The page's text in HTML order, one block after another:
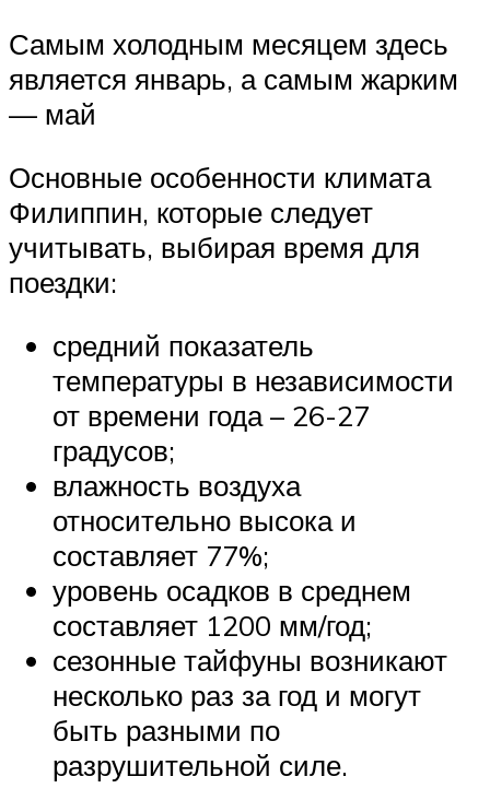
Самым холодным месяцем здесь
является январь, а самым жарким
— май
Основные особенности климата
Филиппин, которые следует
учитывать, выбирая время для
поездки:
средний показатель
температуры в независимости
от времени года – 26-27
градусов;
влажность воздуха
относительно высока и
составляет 77%;
уровень осадков в среднем
составляет 1200 мм/год;
сезонные тайфуны возникают
несколько раз за год и могут
быть разными по
разрушительной силе.